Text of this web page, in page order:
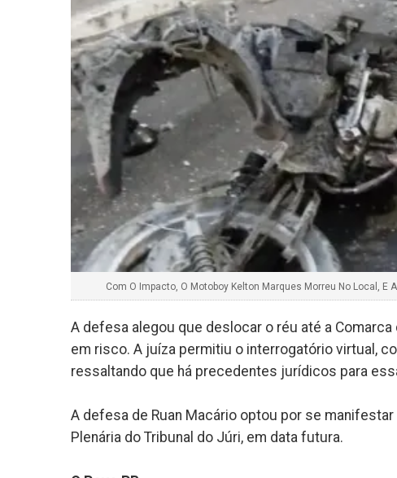
Com O Impacto, O Motoboy Kelton Marques Morreu No Local,
A defesa alegou que deslocar o réu até a
em risco. A juíza permitiu o interrogatório virtual,
ressaltando que há precedentes jurídicos para
A defesa de Ruan Macário optou por se
Plenária do Tribunal do Júri, em data futura.